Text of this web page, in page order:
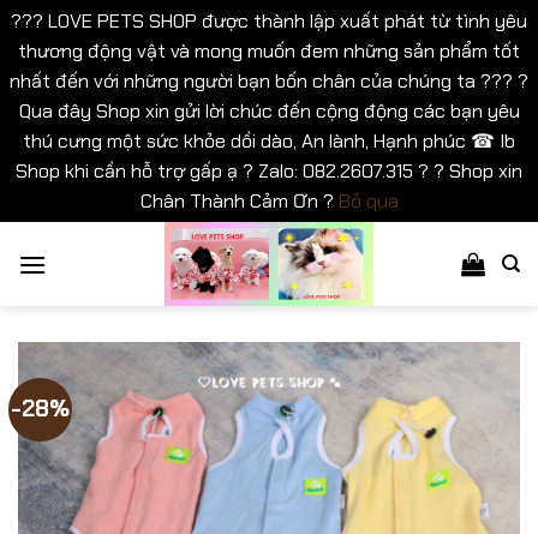
??? LOVE PETS SHOP được thành lập xuất phát từ tình yêu
thương động vật và mong muốn đem những sản phẩm tốt
nhất đến với những người bạn bốn chân của chúng ta ??? ?
Qua đây Shop xin gửi lời chúc đến cộng động các bạn yêu
thú cưng một sức khỏe dồi dào, An lành, Hạnh phúc ☎ Ib
Shop khi cần hỗ trợ gấp ạ ? Zalo: 082.2607.315 ? ? Shop xin
Chân Thành Cảm Ơn ? Bỏ qua
qua
-28%